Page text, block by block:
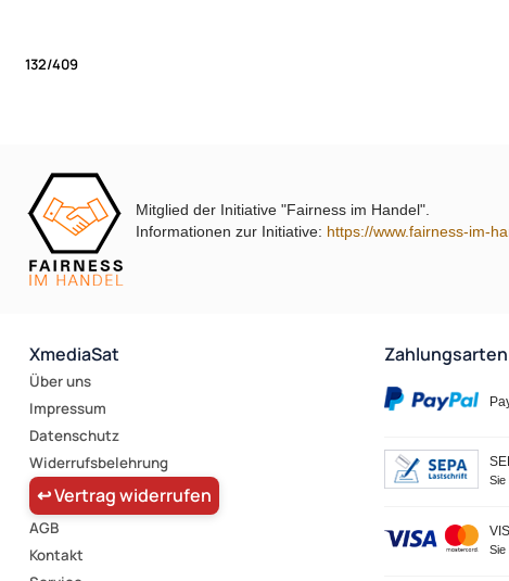
132/409
Mitglied der Initiative "Fairness im Handel".
Informationen zur Initiative: https://www.fairness-im-
XmediaSat
Über uns
Impressum
Datenschutz
Widerrufsbelehrung
↩ Vertrag widerrufen
AGB
Kontakt
Zahlungsarten
Sie
Sie